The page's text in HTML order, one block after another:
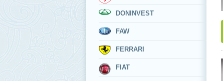
DONINVEST
FAW
FERRARI
FIAT